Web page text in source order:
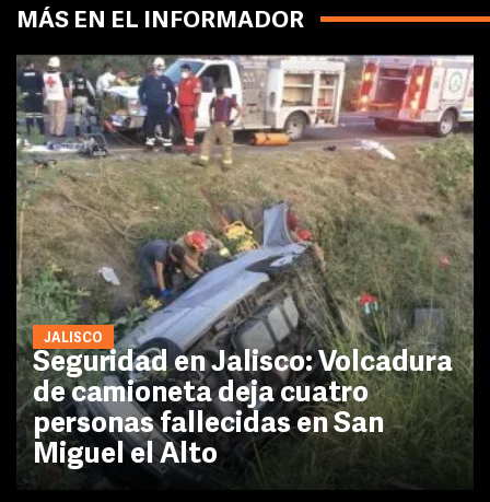
MÁS EN EL INFORMADOR
JALISCO
Seguridad en Jalisco: Volcadura
de camioneta deja cuatro
personas fallecidas en San
Miguel el Alto